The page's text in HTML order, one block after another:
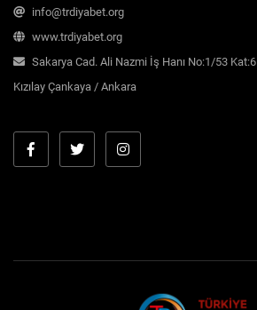
info@trdiyabet.org
www.trdiyabet.org
Sakarya Cad. Ali Nazmi İş Hanı No:1/53 Kat:6
Kızılay Çankaya / Ankara